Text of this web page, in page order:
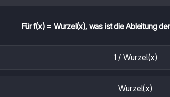
Für f(x) = Wurzel(x), was ist die Ableitung
1 / Wurzel(x)
Wurzel(x)